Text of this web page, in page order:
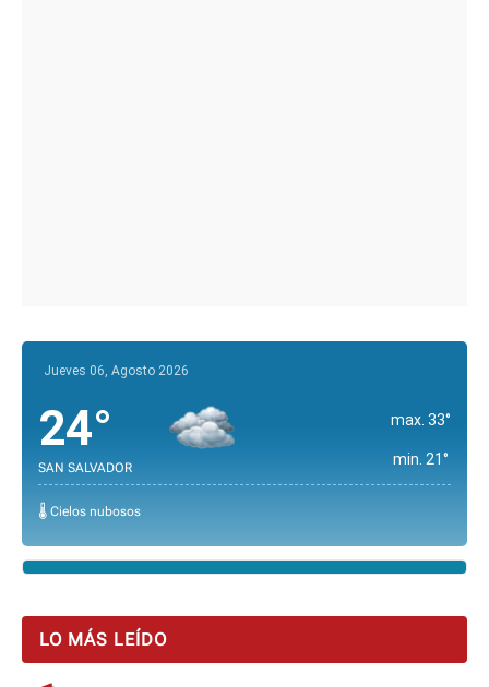
Jueves 06, Agosto 2026
24°
SAN SALVADOR
max. 33°
min. 21°
🌡️ Cielos nubosos
LO MÁS LEÍDO